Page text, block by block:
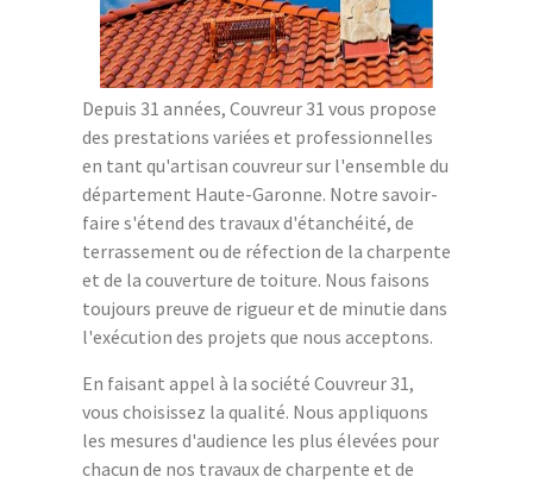
Depuis 31 années, Couvreur 31 vous propose
des prestations variées et professionnelles
en tant qu'artisan couvreur sur l'ensemble du
département Haute-Garonne. Notre savoir-
faire s'étend des travaux d'étanchéité, de
terrassement ou de réfection de la charpente
et de la couverture de toiture. Nous faisons
toujours preuve de rigueur et de minutie dans
l'exécution des projets que nous acceptons.
En faisant appel à la société Couvreur 31,
vous choisissez la qualité. Nous appliquons
les mesures d'audience les plus élevées pour
chacun de nos travaux de charpente et de